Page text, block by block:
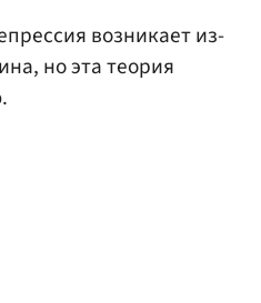
возникает из-
но эта теория